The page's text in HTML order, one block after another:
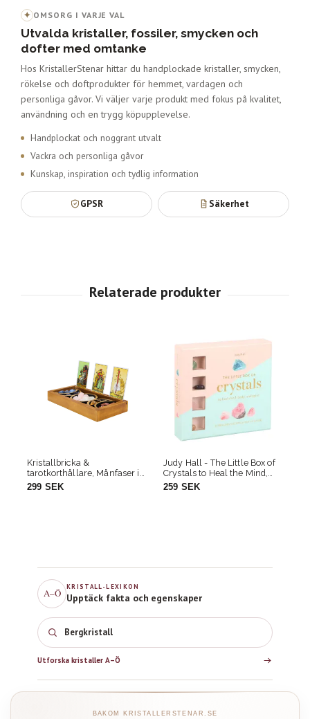
A–Ö
KRISTALL-LEXIKON
Upptäck fakta och egenskaper
Bergkristall
Utforska kristaller A–Ö
BAKOM KRISTALLERSTENAR.SE
✦ OMSORG I VARJE VAL
Utvalda kristaller, fossiler, smycken och
dofter med omtanke
Hos KristallerStenar hittar du handplockade kristaller, smycken,
rökelse och doftprodukter för hemmet, vardagen och
personliga gåvor. Vi väljer varje produkt med fokus på kvalitet,
användning och en trygg köpupplevelse.
Handplockat och noggrant utvalt
Vackra och personliga gåvor
Kunskap, inspiration och tydlig information
GPSR Säkerhet
Judy Hall - The Little Box of
Crystals to Heal the Mind,
Body and Spirit
259 SEK
Sagrada Madre – Oracle of
Wisdom, rökelsepinnar + 1
orakelkort
99 SEK